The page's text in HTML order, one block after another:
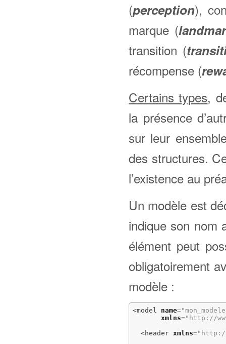
(perception),
marque (
transition (
récompense (
Certains types,
la présence
sur leur
des structures.
l’existence au
Un modèle est
indique son nom
élément peut
obligatoirement
modèle :
<model name=
xmlns="http://
<header xmlns="http://